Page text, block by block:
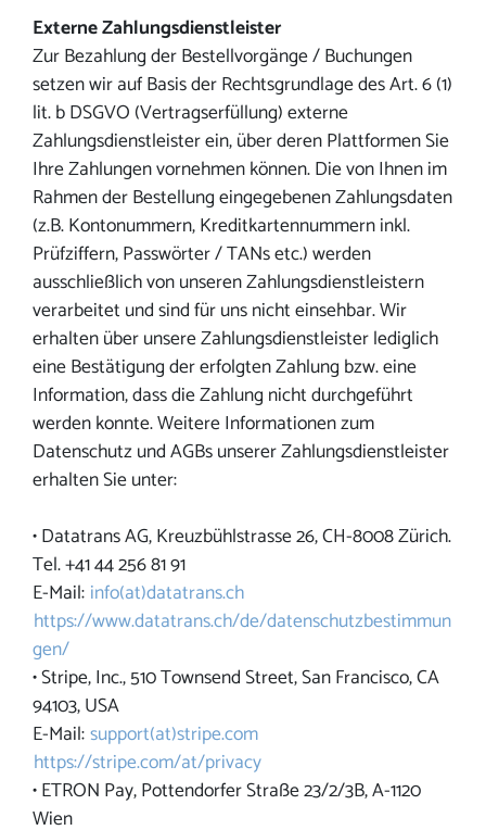
Externe Zahlungsdienstleister
Zur Bezahlung der Bestellvorgänge / Buchungen
setzen wir auf Basis der Rechtsgrundlage des Art. 6 (1)
lit. b DSGVO (Vertragserfüllung) externe
Zahlungsdienstleister ein, über deren Plattformen Sie
Ihre Zahlungen vornehmen können. Die von Ihnen im
Rahmen der Bestellung eingegebenen Zahlungsdaten
(z.B. Kontonummern, Kreditkartennummern inkl.
Prüfziffern, Passwörter / TANs etc.) werden
ausschließlich von unseren Zahlungsdienstleistern
verarbeitet und sind für uns nicht einsehbar. Wir
erhalten über unsere Zahlungsdienstleister lediglich
eine Bestätigung der erfolgten Zahlung bzw. eine
Information, dass die Zahlung nicht durchgeführt
werden konnte. Weitere Informationen zum
Datenschutz und AGBs unserer Zahlungsdienstleister
erhalten Sie unter:
• Datatrans AG, Kreuzbühlstrasse 26, CH-8008 Zürich.
Tel. +41 44 256 81 91
E-Mail: info(at)datatrans.ch
https://www.datatrans.ch/de/datenschutzbestimmun
gen/
• Stripe, Inc., 510 Townsend Street, San Francisco, CA
94103, USA
E-Mail:support(at)stripe.com
https://stripe.com/at/privacy
• ETRON Pay, Pottendorfer Straße 23/2/3B, A-1120
Wien